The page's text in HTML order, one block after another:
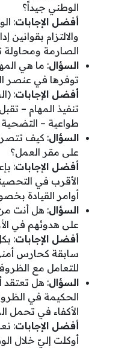
الوطني جيداً؟
أفضل الإجابات:
والالتزام
الصارمة ومحاولة
السؤال: ما هي
توفرها في عنصر
أفضل الإجابات:
تنفيذ المهام –
طواعية –
السؤال: كيف
على مقر العمل؟
أفضل الإجابات:
الأقرب في
أوامر القيادة
السؤال: هل أنت
على هدوئهم في
أفضل الإجابات:
سابقة كحارس
للتعامل مع
السؤال: هل تعتقد
الحكيمة في
الأكفاء في تحمل
أفضل الإجابات:
أوكلت إليّ خلال